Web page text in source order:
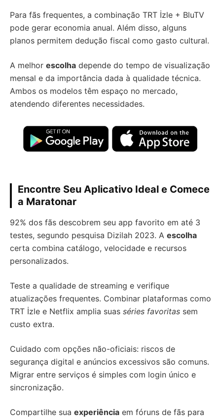
Para fãs frequentes, a combinação TRT İzle + BluTV
pode gerar economia anual. Além disso, alguns
planos permitem dedução fiscal como gasto cultural.
A melhor escolha depende do tempo de visualização
mensal e da importância dada à qualidade técnica.
Ambos os modelos têm espaço no mercado,
atendendo diferentes necessidades.
Encontre Seu Aplicativo Ideal e Comece
a Maratonar
92% dos fãs descobrem seu app favorito em até 3
testes, segundo pesquisa Dizilah 2023. A escolha
certa combina catálogo, velocidade e recursos
personalizados.
Teste a qualidade de streaming e verifique
atualizações frequentes. Combinar plataformas como
TRT İzle e Netflix amplia suas séries favoritas sem
custo extra.
Cuidado com opções não-oficiais: riscos de
segurança digital e anúncios excessivos são comuns.
Migrar entre serviços é simples com login único e
sincronização.
Compartilhe sua experiência em fóruns de fãs para